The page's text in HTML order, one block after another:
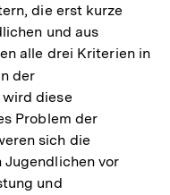
die erst kurze
und aus
alle drei Kriterien in
der
diese
Problem der
sich die
vor
und